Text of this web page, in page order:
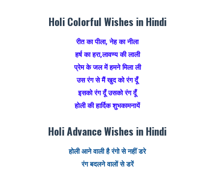
Holi Colorful Wishes in Hindi
रीत का पीला, नेह का नीला
हर्ष का हरा,लावण्य की लाली
प्रेम के जल में हमने मिला ली
उस रंग से मैं खुद को रंग दूँ
इसको रंग दूँ उसको रंग दूँ
होली की हार्दिक शुभकामनायें
Holi Advance Wishes in Hindi
होली आने वाली है रंगो से नहीं डरे
रंग बदलने वालों से डरें